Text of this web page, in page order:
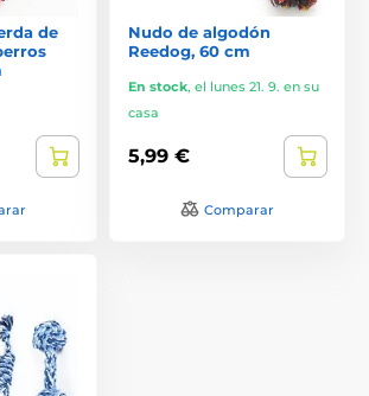
de
Nudo de algodón
Reedog, 60 cm
En stock, el lunes 21. 9. en su
casa
5,99 €
Comparar